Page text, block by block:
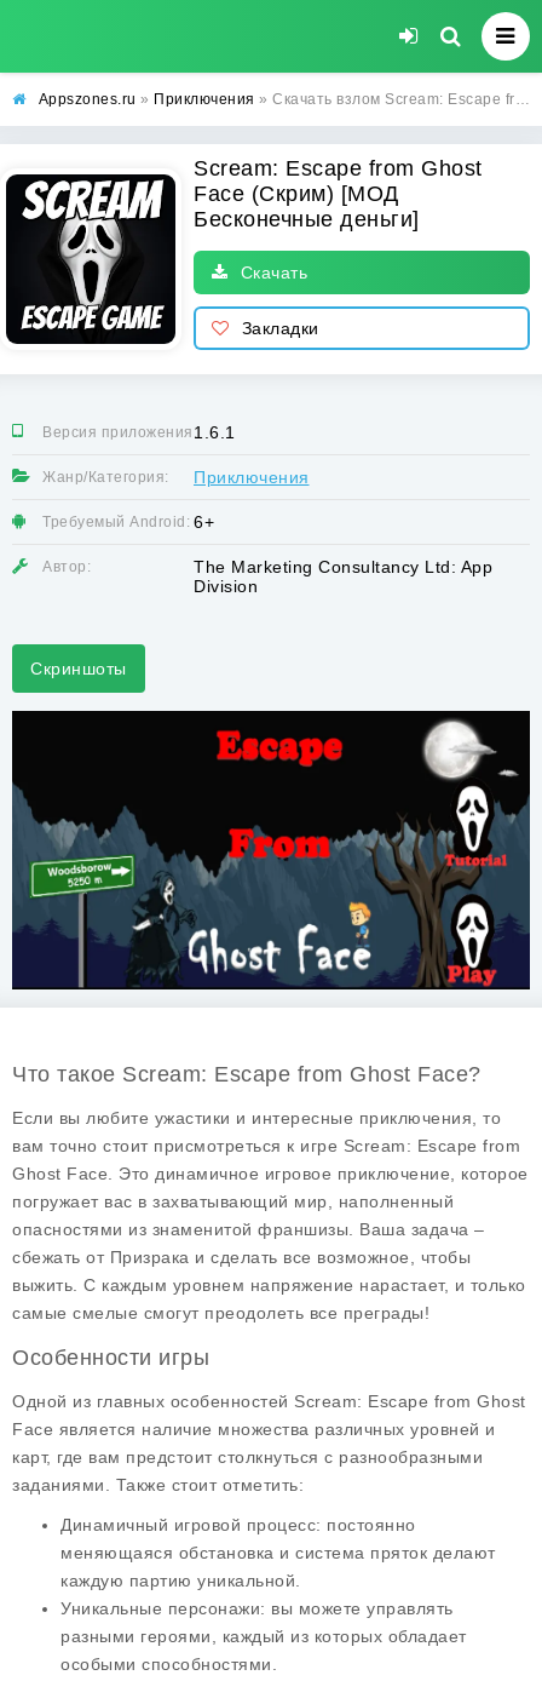
Appszones.ru » Приключения » Скачать взлом Scream: Escape from Ghost Face (Скрим) [МОД Бесконечные деньги] на Андроид
Scream: Escape from Ghost
Face (Скрим) [МОД
Бесконечные деньги]
Скачать
Закладки
Версия приложения:1.6.1
Жанр/Категория: Приключения
Требуемый Android: 6+
Автор:
The Marketing Consultancy Ltd: App
Division
Скриншоты
Что такое Scream: Escape from Ghost Face?
Если вы любите ужастики и интересные приключения, то
вам точно стоит присмотреться к игре Scream: Escape from
Ghost Face . Это динамичное игровое приключение, которое
погружает вас в захватывающий мир, наполненный
опасностями из знаменитой франшизы. Ваша задача –
сбежать от Призрака и сделать все возможное, чтобы
выжить. С каждым уровнем напряжение нарастает, и только
самые смелые смогут преодолеть все преграды!
Особенности игры
Одной из главных особенностей Scream: Escape from Ghost
Face является наличие множества различных уровней и
карт, где вам предстоит столкнуться с разнообразными
заданиями. Также стоит отметить:
Динамичный игровой процесс: постоянно
меняющаяся обстановка и система пряток делают
каждую партию уникальной.
Уникальные персонажи: вы можете управлять
разными героями, каждый из которых обладает
особыми способностями.